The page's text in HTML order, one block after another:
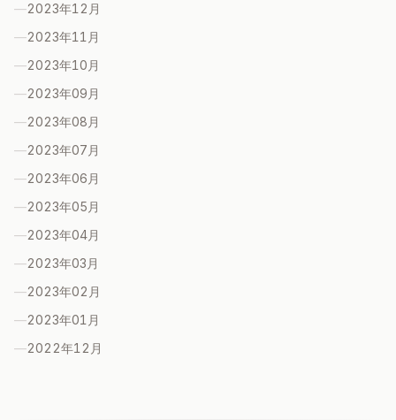
—2023年12 月
—2023年11 月
—2023年10 月
—2023年09 月
—2023年08 月
—2023年07 月
—2023年06 月
—2023年05 月
—2023年04月
—2023年03 月
—2023年02 月
—2023年01 月
—2022年12 月